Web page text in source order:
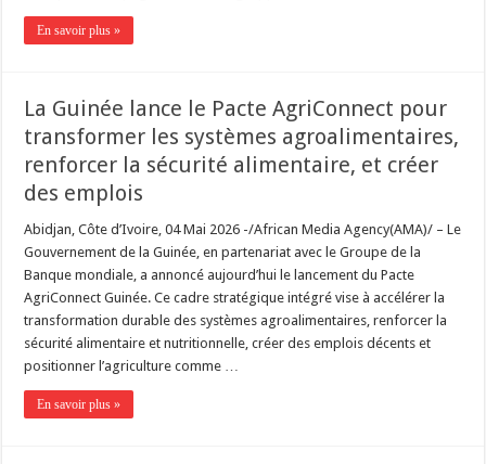
En savoir plus »
La Guinée lance le Pacte AgriConnect pour
transformer les systèmes agroalimentaires,
renforcer la sécurité alimentaire, et créer
des emplois
Abidjan, Côte d’Ivoire, 04 Mai 2026 -/African Media Agency(AMA)/ – Le
Gouvernement de la Guinée, en partenariat avec le Groupe de la
Banque mondiale, a annoncé aujourd’hui le lancement du Pacte
AgriConnect Guinée. Ce cadre stratégique intégré vise à accélérer la
transformation durable des systèmes agroalimentaires, renforcer la
sécurité alimentaire et nutritionnelle, créer des emplois décents et
positionner l’agriculture comme …
En savoir plus »